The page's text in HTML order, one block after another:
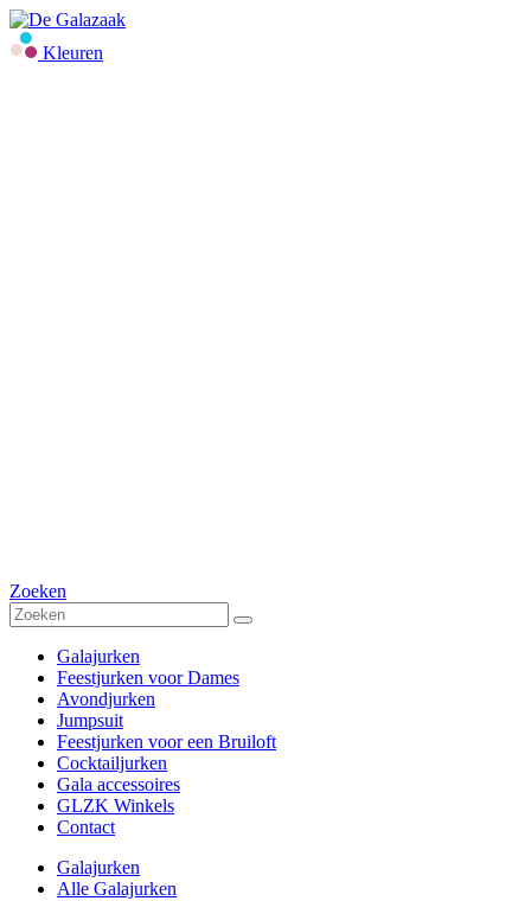
Kleuren
Zoeken
Galajurken
Feestjurken voor Dames
Avondjurken
Jumpsuit
Feestjurken voor een Bruiloft
Cocktailjurken
Gala accessoires
GLZK Winkels
Contact
Galajurken
Alle Galajurken